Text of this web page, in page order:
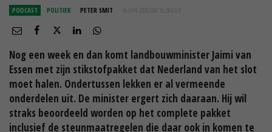
PODCAST POLITIEK PETER SMIT 18 JUN 2026 OM 16:36
Nog een week en dan komt landbouwminister Jaimi van
Essen met zijn stikstofpakket dat Nederland van het slot
moet halen. Ondertussen lekken er al vermeende
onderdelen uit. De minister ergert zich daaraan. Hij wil
straks beoordeeld worden op het complete pakket
inclusief de steunmaatregelen die daar ook in komen te